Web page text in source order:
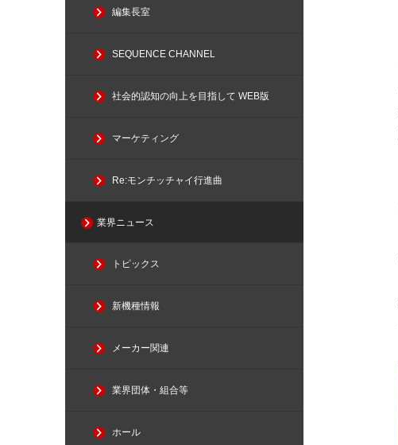
編集長室
SEQUENCE CHANNEL
社会的認知の向上を目指して WEB版
マーケティング
Re:モンチッチャイ行進曲
業界ニュース
トピックス
新機種情報
メーカー関連
業界団体・組合等
ホール